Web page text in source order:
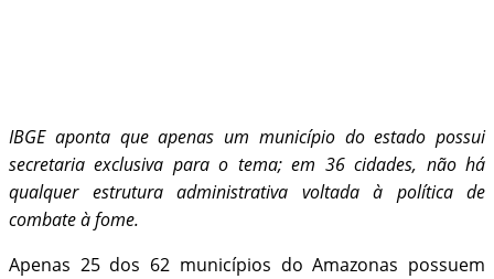
IBGE aponta que apenas um município do estado possui
secretaria exclusiva para o tema; em 36 cidades, não há
qualquer estrutura administrativa voltada à política de
combate à fome.
Apenas 25 dos 62 municípios do Amazonas possuem